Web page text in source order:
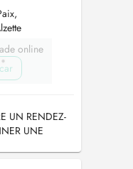
online
UN RENDEZ-
UNE